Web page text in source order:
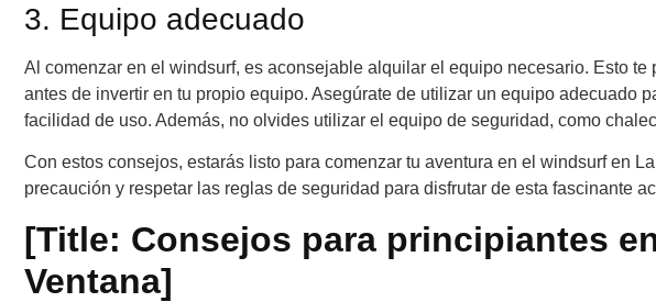
3. Equipo adecuado
Al comenzar en el windsurf, es aconsejable alquilar el equipo necesario. Esto
antes de invertir en tu propio equipo. Asegúrate de utilizar un equipo adecuado
facilidad de uso. Además, no olvides utilizar el equipo de seguridad, como
Con estos consejos, estarás listo para comenzar tu aventura en el windsurf en
precaución y respetar las reglas de seguridad para disfrutar de esta fascinante
[Title: Consejos para principiantes
Ventana]